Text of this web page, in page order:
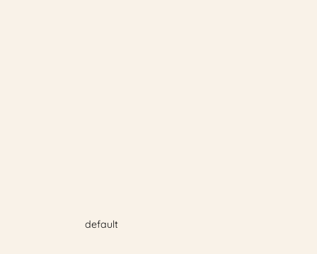
default